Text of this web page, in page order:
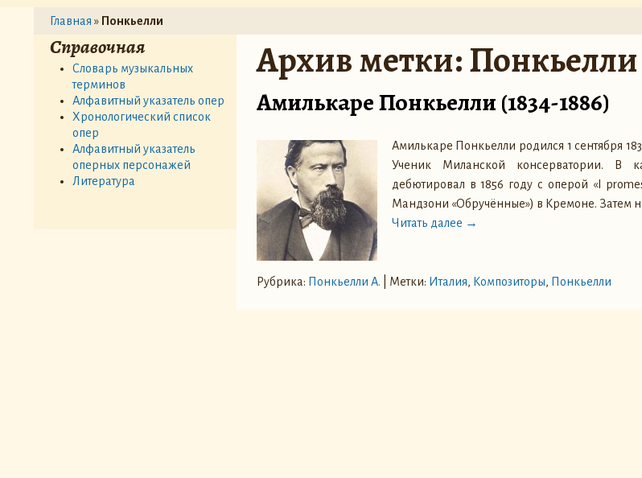
Главная » Понкьелли
Архив метки:Понкьелли
Амилькаре Понкьелли (1834-1886)
Амилькаре Понкьелли родился 1 сентября
Ученик Миланской консерватории. В
дебютировал в 1856 году с оперой «I
Мандзони «Обручённые») в Кремоне. Затем
Читать далее →
Рубрика: Понкьелли А. Метки: Италия, Композиторы, Понкьелли
Справочная
Словарь музыкальных
терминов
Алфавитный указатель опер
Хронологический список
опер
Алфавитный указатель
оперных персонажей
Литература